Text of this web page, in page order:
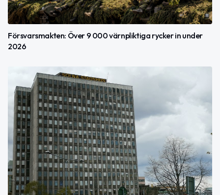
Försvarsmakten: Över 9 000 värnpliktiga rycker in under
2026